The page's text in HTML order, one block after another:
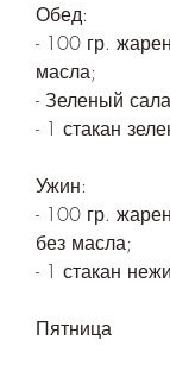
Обед:
- 100 гр.
масла;
- Зеленый
- 1 стакан
Ужин:
- 100 гр.
без масла;
- 1 стакан
Пятница